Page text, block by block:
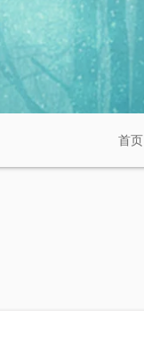
首页